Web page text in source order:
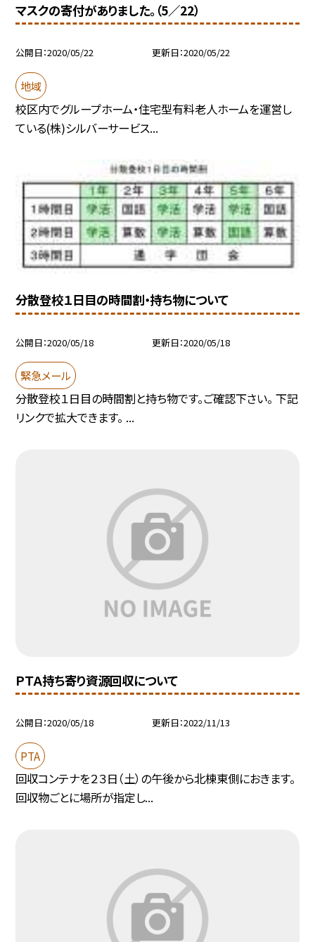
マスクの寄付がありました。（5／22）
公開日 2020/05/22 更新日 2020/05/22
地域
校区内でグループホーム・住宅型有料老人ホームを運営し
ている(株)シルバーサービス...
分散登校１日目の時間割・持ち物について
公開日 2020/05/18 更新日 2020/05/18
緊急メール
分散登校１日目の時間割と持ち物です。ご確認下さい。 下記
リンクで拡大できます。 ...
ＰＴＡ持ち寄り資源回収について
公開日 2020/05/18 更新日 2022/11/13
PTA
回収コンテナを２３日（土）の午後から北棟東側におきます。
回収物ごとに場所が指定し...